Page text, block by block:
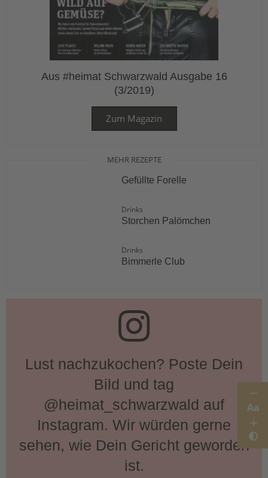
Aa
Aus #heimat Schwarzwald Ausgabe 16
(3/2019)
Zum Magazin
MEHR REZEPTE
Gefüllte Forelle
Drinks
Storchen Palömchen
Drinks
Bimmerle Club
Lust nachzukochen? Poste Dein
Bild und tag
@heimat_schwarzwald auf
Instagram. Wir würden gerne
sehen, wie Dein Gericht geworden
ist.